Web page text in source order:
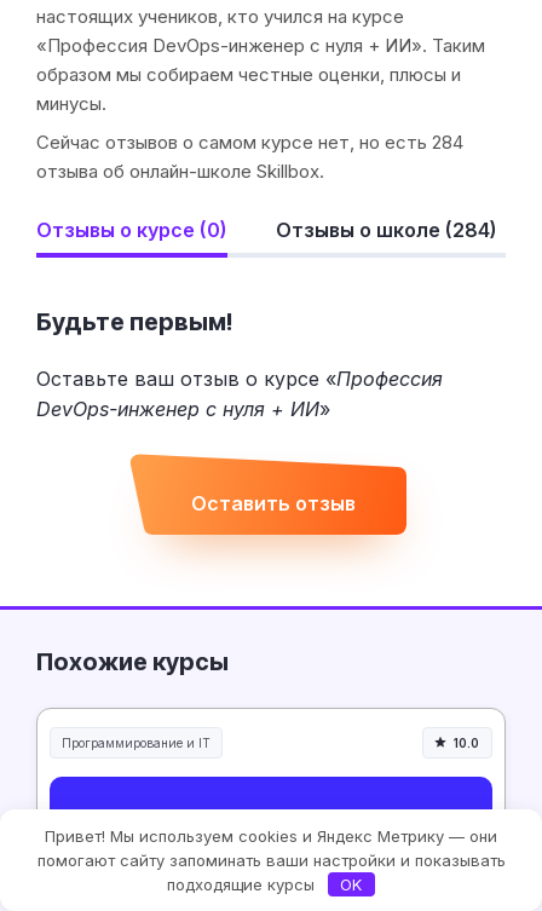
настоящих учеников, кто учился на курсе
«Профессия DevOps-инженер с нуля + ИИ». Таким
образом мы собираем честные оценки, плюсы и
минусы.
Сейчас отзывов о самом курсе нет, но есть 284
отзыва об онлайн-школе Skillbox.
Отзывы о курсе (0) Отзывы о школе (284)
Будьте первым!
Оставьте ваш отзыв о курсе «Профессия
DevOps-инженер с нуля + ИИ»
Оставить отзыв
Похожие курсы
Программирование и IT 10.0
Привет! Мы используем cookies и Яндекс Метрику — они
помогают сайту запоминать ваши настройки и показывать
подходящие курсы
OK